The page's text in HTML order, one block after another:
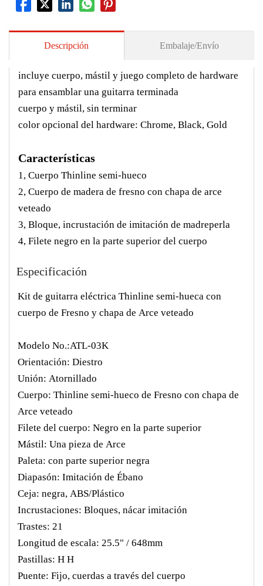
Descripción Embalaje/Envío
incluye cuerpo, mástil y juego completo de hardware
para ensamblar una guitarra terminada
cuerpo y mástil, sin terminar
color opcional del hardware: Chrome, Black, Gold
Características
1, Cuerpo Thinline semi-hueco
2, Cuerpo de madera de fresno con chapa de arce
veteado
3, Bloque, incrustación de imitación de madreperla
4, Filete negro en la parte superior del cuerpo
Especificación
Kit de guitarra eléctrica Thinline semi-hueca con
cuerpo de Fresno y chapa de Arce veteado
Modelo No.:ATL-03K
Orientación: Diestro
Unión: Atornillado
Cuerpo: Thinline semi-hueco de Fresno con chapa de
Arce veteado
Filete del cuerpo: Negro en la parte superior
Mástil: Una pieza de Arce
Paleta: con parte superior negra
Diapasón: Imitación de Ébano
Ceja: negra, ABS/Plástico
Incrustaciones: Bloques, nácar imitación
Trastes: 21
Longitud de escala: 25.5" / 648mm
Pastillas: H H
Puente: Fijo, cuerdas a través del cuerpo